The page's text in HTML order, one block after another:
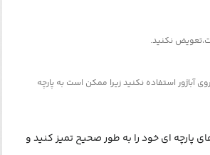
نکنید.
آباژور استفاده نکنید زیرا ممکن است به پارچه
پارچه ای خود را به طور صحیح تمیز کنید و